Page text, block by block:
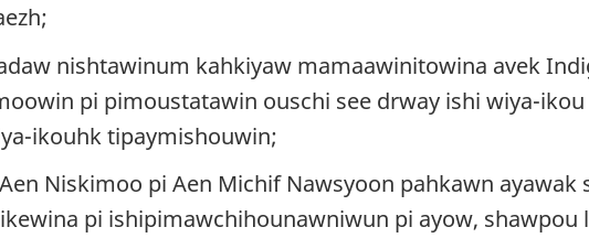
;
nishtawinum kahkiyaw mamaawinitowina avek
pi pimoustatawin ouschi see drway ishi wiya-
ikouhk tipaymishouwin;
Niskimoo pi Aen Michif Nawsyoon pahkawn ayawak
pi ishipimawchihounawniwun pi ayow, shawpou